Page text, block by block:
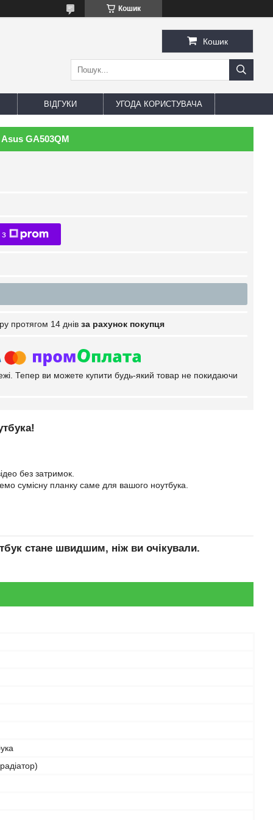
Кошик
Кошик
ВІДГУКИ УГОДА КОРИСТУВАЧА
GA503QM
протягом 14 днів за рахунок покупця
Тепер ви можете купити будь-який товар не покидаючи
без затримок.
сумісну планку саме для вашого ноутбука.
стане швидшим, ніж ви очікували.